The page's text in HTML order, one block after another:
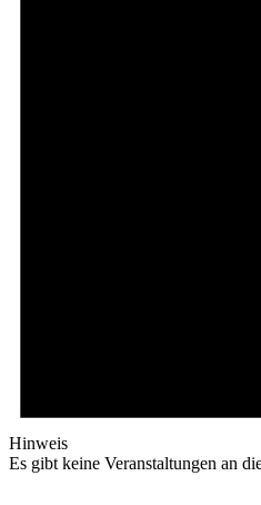
Hinweis
Es gibt keine Veranstaltungen an